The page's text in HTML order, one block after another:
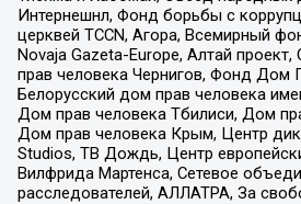
Интернешнл, Фонд борьбы с
церквей TCCN, Агора, Всемирный
Novaja Gazeta-Europe, Алтай
прав человека Чернигов, Фонд Дом
Белорусский дом прав человека
Дом прав человека Тбилиси, Дом
Дом прав человека Крым, Центр
Studios, ТВ Дождь, Центр
Вилфрида Мартенса, Сетевое
расследователей, АЛЛАТРА, За